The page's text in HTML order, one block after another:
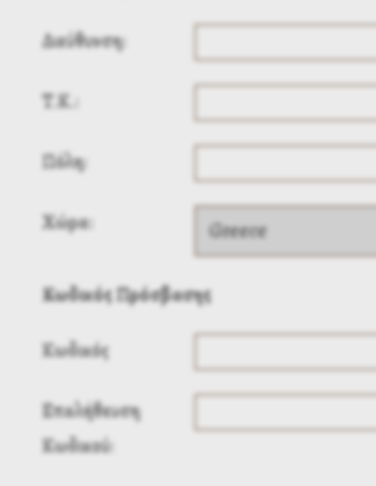
Διεύθυνση:
Τ.Κ.:
Πόλη:
Χώρα:
Κωδικός Πρόσβασης
Κωδικός
Επαλήθευση
Κωδικού: